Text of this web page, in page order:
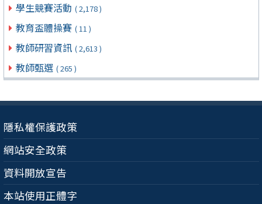
學生競賽活動 ( 2,178 )
教育盃體操賽 ( 11 )
教師研習資訊 ( 2,613 )
教師甄選 ( 265 )
隱私權保護政策
網站安全政策
資料開放宣告
本站使用正體字